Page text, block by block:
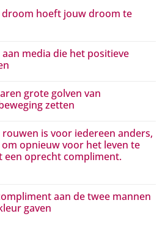
droom hoeft jouw droom te
media die het positieve
grote golven van
zetten
is voor iedereen anders,
opnieuw voor het leven te
een oprecht compliment.
aan de twee mannen
gaven